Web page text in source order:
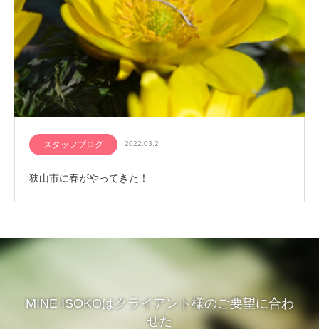
スタッフブログ 2022.03.2
狭山市に春がやってきた！
MINE ISOKOはクライアント様のご要望に合わ
せた